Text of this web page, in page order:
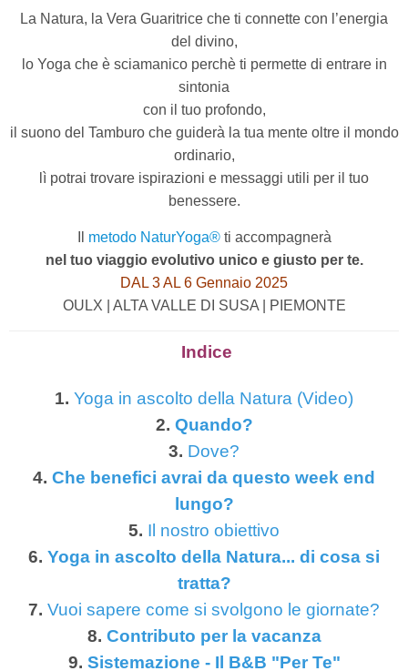
La Natura, la Vera Guaritrice che ti connette con l’energia
del divino,
lo Yoga che è sciamanico perchè ti permette di entrare in
sintonia
con il tuo profondo,
il suono del Tamburo che guiderà la tua mente oltre il mondo
ordinario,
lì potrai trovare ispirazioni e messaggi utili per il tuo
benessere.
metodo NaturYoga®ti accompagnerà
nel tuo viaggio evolutivo unico e giusto per te.
DAL 3 AL 6 Gennaio 2025
OULX | ALTA VALLE DI SUSA | PIEMONTE
Indice
1. Yoga in ascolto della Natura (Video)
2. Quando?
3. Dove?
4. Che benefici avrai da questo week end
lungo?
5. Il nostro obiettivo
6. Yoga in ascolto della Natura... di cosa si
tratta?
7. Vuoi sapere come si svolgono le giornate?
8. Contributo per la vacanza
9. Sistemazione - Il B&B "Per Te"